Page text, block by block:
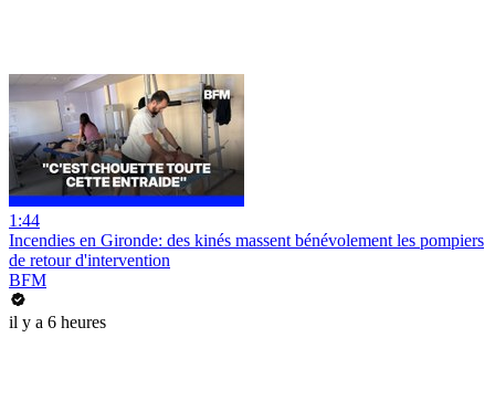
1:44
Incendies en Gironde: des kinés massent bénévolement les pompiers
de retour d'intervention
BFM
il y a 6 heures